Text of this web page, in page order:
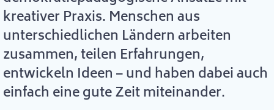
kreativer Praxis. Menschen aus
unterschiedlichen Ländern arbeiten
zusammen, teilen Erfahrungen,
entwickeln Ideen – und haben dabei auch
einfach eine gute Zeit miteinander.